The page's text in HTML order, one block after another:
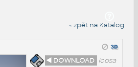
« zpět na Katalog
◄ DOWNLOAD Icosa